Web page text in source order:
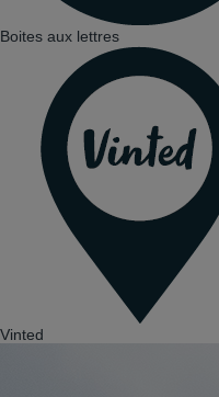
Boites aux lettres
Vinted